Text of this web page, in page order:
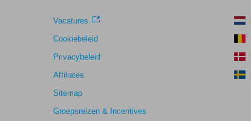
Vacatures
Cookiebeleid
Privacybeleid
Affiliates
Sitemap
Groepsreizen & Incentives